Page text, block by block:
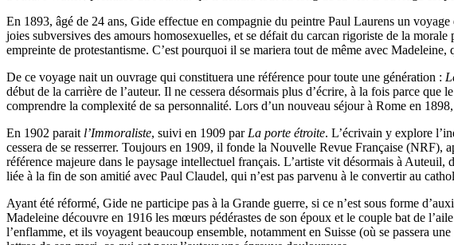
En 1893, âgé de 24 ans, Gide effectue en compagnie du peintre Paul Laurens un
joies subversives des amours homosexuelles, et se défait du carcan rigoriste de la
empreinte de protestantisme. C’est pourquoi il se mariera tout de même avec
De ce voyage nait un ouvrage qui constituera une référence pour toute une génération :
début de la carrière de l’auteur. Il ne cessera désormais plus d’écrire, à la fois parce
comprendre la complexité de sa personnalité. Lors d’un nouveau séjour à Rome en
En 1902 parait l’Immoraliste, suivi en 1909 par La porte étroite. L’écrivain y explore
cessera de se resserrer. Toujours en 1909, il fonde la Nouvelle Revue Française (NRF),
référence majeure dans le paysage intellectuel français. L’artiste vit désormais à
liée à la fin de son amitié avec Paul Claudel, qui n’est pas parvenu à le convertir au
Ayant été réformé, Gide ne participe pas à la Grande guerre, si ce n’est sous forme
Madeleine découvre en 1916 les mœurs pédérastes de son époux et le couple bat de
l’enflamme, et ils voyagent beaucoup ensemble, notamment en Suisse (où se passera